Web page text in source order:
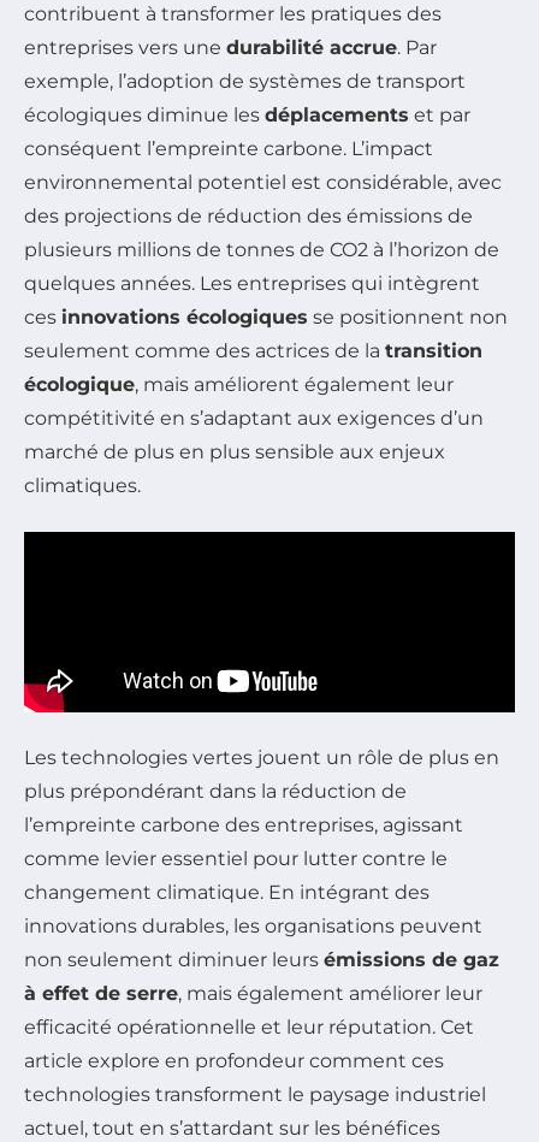
contribuent à transformer les pratiques des
entreprises vers une durabilité accrue. Par
exemple, l’adoption de systèmes de transport
écologiques diminue les déplacements et par
conséquent l’empreinte carbone. L’impact
environnemental potentiel est considérable, avec
des projections de réduction des émissions de
plusieurs millions de tonnes de CO2 à l’horizon de
quelques années. Les entreprises qui intègrent
ces innovations écologiques se positionnent non
seulement comme des actrices de la transition
écologique, mais améliorent également leur
compétitivité en s’adaptant aux exigences d’un
marché de plus en plus sensible aux enjeux
climatiques.
Les technologies vertes jouent un rôle de plus en
plus prépondérant dans la réduction de
l’empreinte carbone des entreprises, agissant
comme levier essentiel pour lutter contre le
changement climatique. En intégrant des
innovations durables, les organisations peuvent
non seulement diminuer leurs émissions de gaz
à effet de serre, mais également améliorer leur
efficacité opérationnelle et leur réputation. Cet
article explore en profondeur comment ces
technologies transforment le paysage industriel
actuel, tout en s’attardant sur les bénéfices